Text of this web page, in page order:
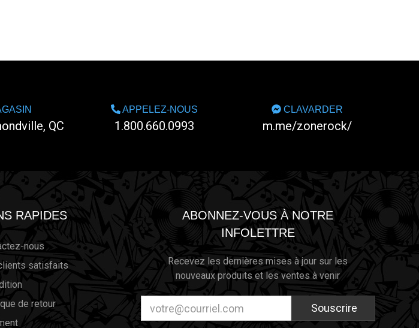
QC
APPELEZ-NOUS
1.800.660.0993
CLAVARDER
m.me/zonerock/
RAPIDES
nous
satisfaits
de retour
ABONNEZ-VOUS À NOTRE
INFOLETTRE
Recevez les dernières mises à jour sur les
nouveaux produits et les ventes à venir
électronique